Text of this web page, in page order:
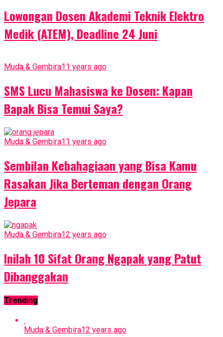
Lowongan Dosen Akademi Teknik Elektro
Medik (ATEM), Deadline 24 Juni
Muda & Gembira11 years ago
SMS Lucu Mahasiswa ke Dosen: Kapan
Bapak Bisa Temui Saya?
Muda & Gembira11 years ago
Sembilan Kebahagiaan yang Bisa Kamu
Rasakan Jika Berteman dengan Orang
Jepara
Muda & Gembira12 years ago
Inilah 10 Sifat Orang Ngapak yang Patut
Dibanggakan
Trending
Muda & Gembira12 years ago